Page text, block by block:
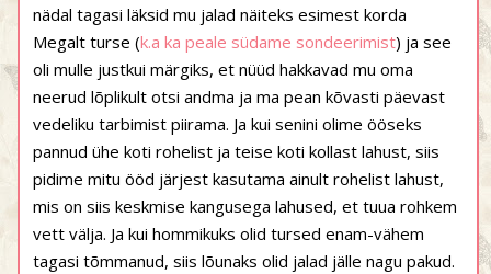
nädal tagasi läksid mu jalad näiteks esimest korda
Megalt turse (k.a ka peale südame sondeerimist) ja see
oli mulle justkui märgiks, et nüüd hakkavad mu oma
neerud lõplikult otsi andma ja ma pean kõvasti päevast
vedeliku tarbimist piirama. Ja kui senini olime ööseks
pannud ühe koti rohelist ja teise koti kollast lahust, siis
pidime mitu ööd järjest kasutama ainult rohelist lahust,
mis on siis keskmise kangusega lahused, et tuua rohkem
vett välja. Ja kui hommikuks olid tursed enam-vähem
tagasi tõmmanud, siis lõunaks olid jalad jälle nagu pakud.